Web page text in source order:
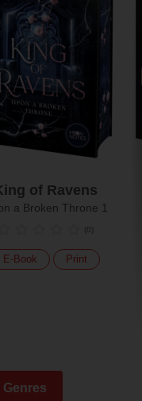
of Ravens
a Broken Throne 1
(0)
E-Book Print